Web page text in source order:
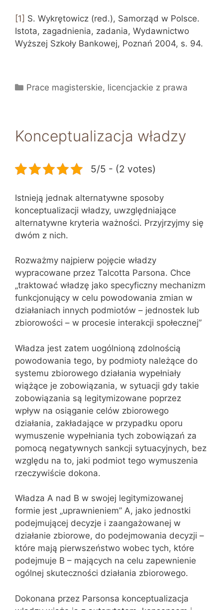
[1] S. Wykrętowicz (red.), Samorząd w Polsce.
Istota, zagadnienia, zadania, Wydawnictwo
Wyższej Szkoły Bankowej, Poznań 2004, s. 94.
Kategorie
Prace magisterskie, licencjackie z prawa
Konceptualizacja władzy
5/5 - (2 votes)
Istnieją jednak alternatywne sposoby
konceptualizacji władzy, uwzględniające
alternatywne kryteria ważności. Przyjrzyjmy się
dwóm z nich.
Rozważmy najpierw pojęcie władzy
wypracowane przez Talcotta Parsona. Chce
„traktować władzę jako specyficzny mechanizm
funkcjonujący w celu powodowania zmian w
działaniach innych podmiotów – jednostek lub
zbiorowości – w procesie interakcji społecznej”
Władza jest zatem uogólnioną zdolnością
powodowania tego, by podmioty należące do
systemu zbiorowego działania wypełniały
wiążące je zobowiązania, w sytuacji gdy takie
zobowiązania są legitymizowane poprzez
wpływ na osiąganie celów zbiorowego
działania, zakładające w przypadku oporu
wymuszenie wypełniania tych zobowiązań za
pomocą nega­tywnych sankcji sytuacyjnych, bez
względu na to, jaki podmiot tego wymuszenia
rzeczywiście dokona.
Władza A nad B w swojej legitymizowanej
formie jest „uprawnieniem” A, jako jednostki
podejmującej decyzje i zaangażowanej w
działanie zbiorowe, do podejmowania decyzji –
które mają pierwszeństwo wobec tych, które
podejmuje B – mających na celu zapewnienie
ogólnej skuteczności działania zbiorowego.
Dokonana przez Parsonsa konceptualizacja